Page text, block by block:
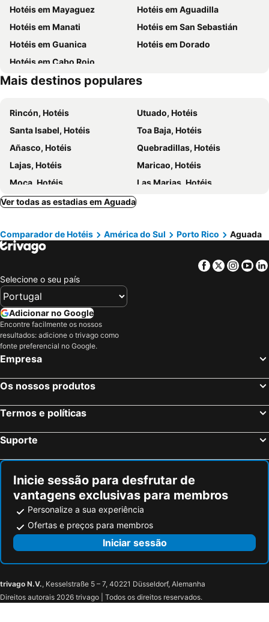
Hotéis em Mayaguez
Hotéis em Aguadilla
Hotéis em Manati
Hotéis em San Sebastián
Hotéis em Guanica
Hotéis em Dorado
Hotéis em Cabo Rojo
Mais destinos populares
Rincón, Hotéis
Utuado, Hotéis
Santa Isabel, Hotéis
Toa Baja, Hotéis
Añasco, Hotéis
Quebradillas, Hotéis
Lajas, Hotéis
Maricao, Hotéis
Moca, Hotéis
Las Marias, Hotéis
Lares, Hotéis
Carolina, Hotéis
Ponce, Hotéis
Isabela, Hotéis
Fajardo, Hotéis
Aguadilla, Hotéis
Ver todas as estadias em Aguada
Comparador de Hotéis América do Sul Porto Rico Aguada
Facebook
Twitter
Selecione o seu país
Adicionar no Google
Encontre facilmente os nossos
resultados: adicione o trivago como
fonte preferencial no Google.
Empresa
Os nossos produtos
Termos e políticas
Suporte
Inicie sessão para desfrutar de
vantagens exclusivas para membros
Personalize a sua experiência
Ofertas e preços para membros
Iniciar sessão
trivago N.V., Kesselstraße 5 – 7, 40221 Düsseldorf, Alemanha
Direitos autorais 2026 trivago | Todos os direitos reservados.